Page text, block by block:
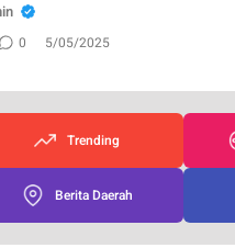
0 5/05/2025
Trending
Berita Daerah